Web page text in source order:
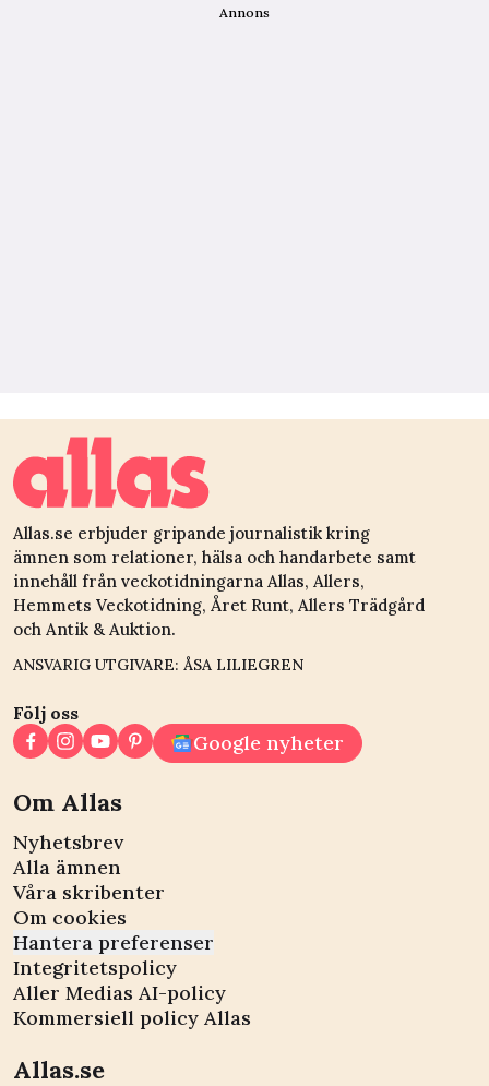
Annons
Allas.se erbjuder gripande journalistik kring
ämnen som relationer, hälsa och handarbete samt
innehåll från veckotidningarna Allas, Allers,
Hemmets Veckotidning, Året Runt, Allers Trädgård
och Antik & Auktion.
ANSVARIG UTGIVARE: ÅSA LILIEGREN
Följ oss
Google nyheter
Om Allas
Nyhetsbrev
Alla ämnen
Våra skribenter
Om cookies
Hantera preferenser
Integritetspolicy
Aller Medias AI-policy
Kommersiell policy Allas
Allas.se